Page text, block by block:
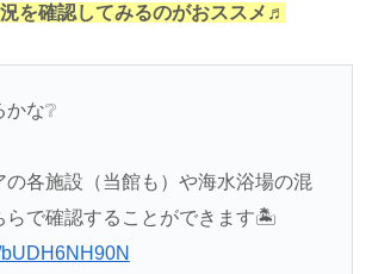
を確認してみるのがおススメ♬
な❔
の各施設（当館も）や海水浴場の混
らで確認することができます🏝️